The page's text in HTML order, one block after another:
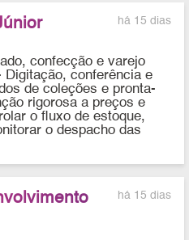
há 15 dias
confecção e varejo
conferência e
de coleções e pronta-
rigorosa a preços e
o fluxo de estoque,
o despacho das
há 15 dias